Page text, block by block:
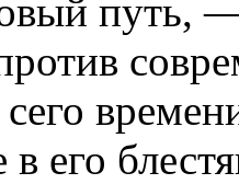
путь,
в его